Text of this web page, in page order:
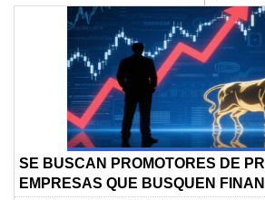
SE BUSCAN PROMOTORES DE
EMPRESAS QUE BUSQUEN